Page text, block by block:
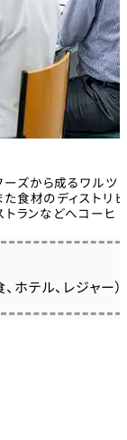
ズから成るワルツ
食材のディストリビ
トランなどへコーヒ
ホテル、レジャー）